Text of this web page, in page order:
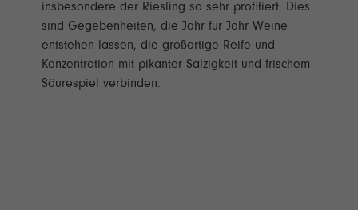
insbesondere der Riesling so sehr profitiert. Dies
sind Gegebenheiten, die Jahr für Jahr Weine
entstehen lassen, die großartige Reife und
Konzentration mit pikanter Salzigkeit und frischem
Säurespiel verbinden.